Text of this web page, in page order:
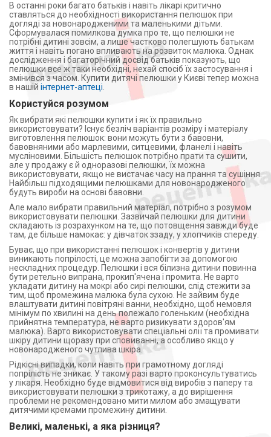
В останні роки багато батьків і навіть лікарі критично
ставляться до необхідності використання пелюшок при
догляді за новонародженими та маленькими дітьми.
Сформувалася помилкова думка про те, що пелюшки не
потрібні дитині зовсім, а лише частково полегшують батькам
життя і навіть погано впливають на розвиток малюка. Однак
дослідження і багаторічний досвід батьків показують, що
пелюшки все ж таки необхідні, нехай спосіб їх застосування і
змінився з часом. Купити дитячі пелюшки у Києві тепер можна
в нашій інтернет-аптеці.
Користуйся розумом
Як вибрати які пелюшки купити і як їх правильно
використовувати? Існує безліч варіантів розміру і матеріалу
виготовлення пелюшок: вони можуть бути з бавовни,
бавовняними або марлевими, ситцевими, фланелі і навіть
мусліновими. Більшість пелюшок потрібно прати та сушити,
але у продажу є й одноразові пелюшки, їх можна
використовувати, якщо не вистачає часу на прання та сушіння.
Найбільш підходящими пелюшками для новонародженого
будуть вироби на основі бавовни.
Але мало вибрати правильний матеріал, потрібно з розумом
використовувати пелюшки. Зазвичай пелюшки для дитини
складають із розрахунком на те, що потовщення завжди буде
там, де більше намокає: у дівчаток ззаду, у хлопчиків спереду.
Буває, що при використанні пелюшок і конвертів у дитини
виникають попрілості, це можна запобігти за допомогою
нескладних процедур. Пелюшки і вся білизна дитини повинна
бути ретельно випрана, прокип'ячена і промита. Не варто
укладати дитину на мокрі або сирі пелюшки, слід стежити за
тим, щоб промежина малюка була сухою. Не зайвим буде
влаштувати дитині повітряні ванни, необхідно, щоб немовля
мінімум по хвилині на день полежало голеньким (необхідна
прийнятна температура, не варто ризикувати здоров'ям
малюка). Варто використовувати спеціальні олії та промивати
шкіру дитини щоразу при сповиванні, а особливо якщо у
новонародженого чутлива шкіра.
Рідкісні випадки, коли навіть при грамотному догляді
попрілість не зникає. У такому разі варто проконсультуватись
у лікаря. Необхідно буде відмовитися від виробів з паперу та
використовувати пелюшки з трикотажу, а до вирішення
проблеми не рекомендовано мити милом або змащувати
дитячими кремами промежину дитини.
Великі, маленькі, а яка різниця?